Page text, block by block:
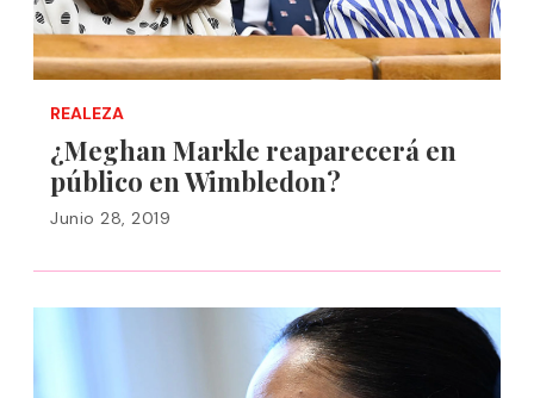
REALEZA
¿Meghan Markle reaparecerá en
público en Wimbledon?
Junio 28, 2019